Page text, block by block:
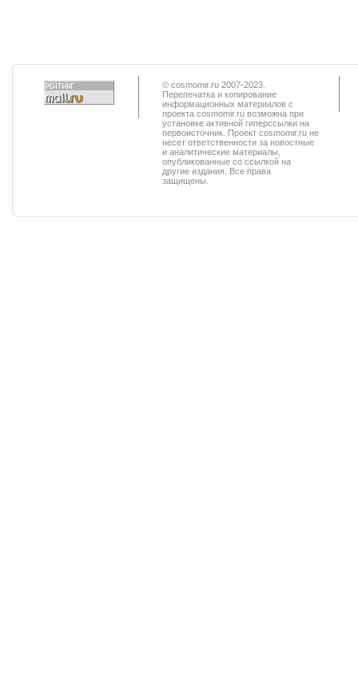
© cosmomir.ru 2007-2023.
Перепечатка и копирование
информационных материалов с
проекта cosmomir.ru возможна при
установке активной гиперссылки на
первоисточник. Проект cosmomir.ru не
несет ответственности за новостные
и аналитические материалы,
опубликованные со ссылкой на
другие издания. Все права
защищены.